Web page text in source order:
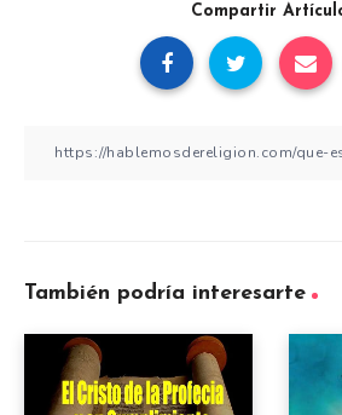
Compartir
También podría interesarte